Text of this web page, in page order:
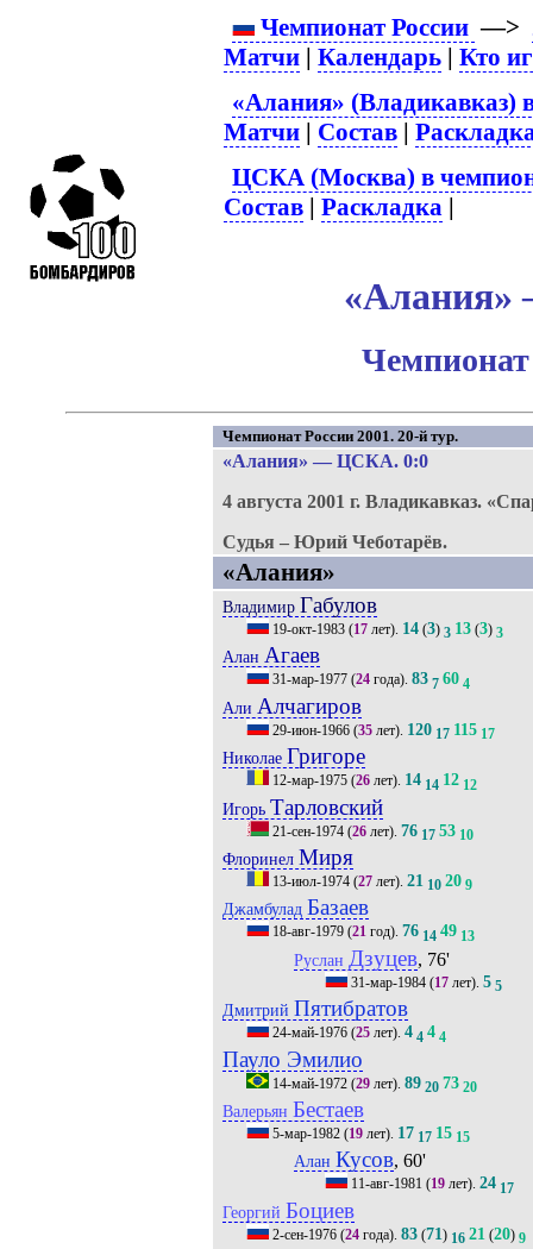
Чемпионат России —>
Матчи |Календарь |Кто
«Алания» (Владикавказ)
Матчи | Состав |
ЦСКА (Москва) в
Состав |Раскладка |
Чемпионат
Чемпионат России 2001. 20-й тур.
«Алания» — ЦСКА. 0:0
4 августа 2001 г. Владикавказ.
Судья – Юрий Чеботарёв.
«Алания»
Владимир Габулов
19-окт-1983(17лет). 14(3) 3 13(3) 3
Алан Агаев
31-мар-1977(24года). 83 7 60 4
Али Алчагиров
29-июн-1966(35лет). 120 17 115 17
Николае Григоре
12-мар-1975(26лет). 14 14 12 12
Игорь Тарловский
21-сен-1974(26лет). 76 17 53 10
Флоринел Миря
13-июл-1974(27лет). 21 10 20 9
Джамбулад Базаев
18-авг-1979(21год). 76 14 49 13
Руслан Дзуцев, 76'
31-мар-1984 (17 лет).5 5
Дмитрий Пятибратов
24-май-1976(25лет). 4 4 4 4
Пауло Эмилио
14-май-1972(29лет). 89 20 73 20
Валерьян Бестаев
5-мар-1982(19лет). 17 17 15 15
Алан Кусов, 60'
11-авг-1981 (19 лет).24 17
Георгий Боциев
2-сен-1976(24года). 83(71) 16 21 (20) 9